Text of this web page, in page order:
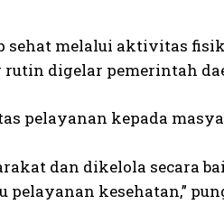
sehat melalui aktivitas
rutin digelar pemerintah
pelayanan kepada
dan dikelola secara
kesehatan,”